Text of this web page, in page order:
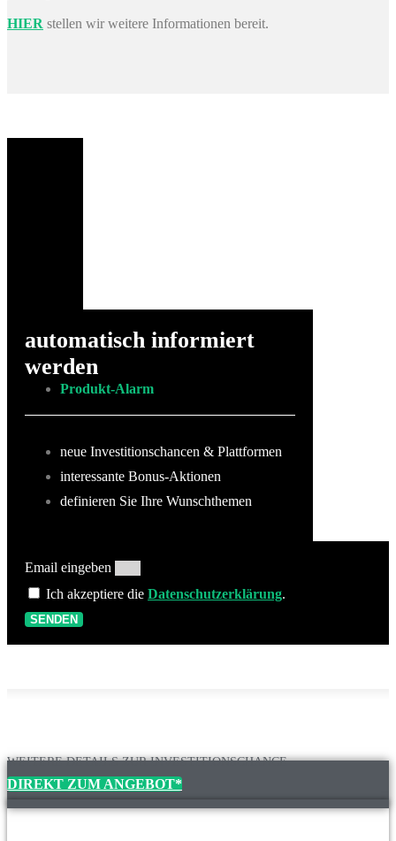
HIER stellen wir weitere Informationen bereit.
automatisch informiert
werden
Produkt-Alarm
neue Investitionschancen & Plattformen
interessante Bonus-Aktionen
definieren Sie Ihre Wunschthemen
Email eingeben
Ich akzeptiere die Datenschutzerklärung.
SENDEN
WEITERE DETAILS ZUR INVESTITIONSCHANCE
DIREKT ZUM ANGEBOT*